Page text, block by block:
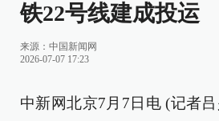
铁22号线建成投运
来源： 中国新闻网
2026-07-07 17:23
中新网北京7月7日电 (记者